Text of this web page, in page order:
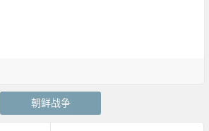
朝鲜战争